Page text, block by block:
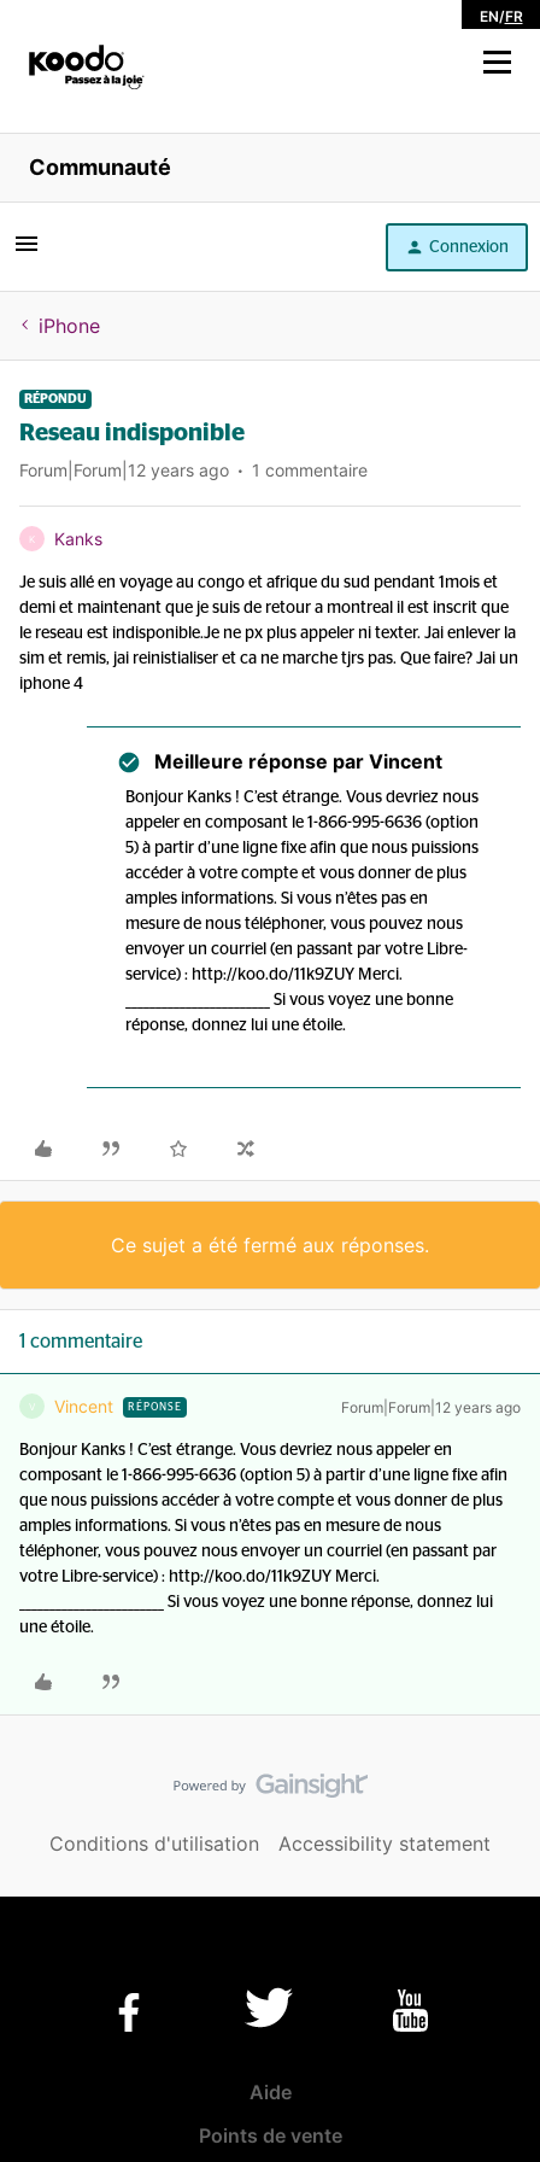
EN/FR
Magasiner
Libre service
Aide
Communauté
Connexion
iPhone
RÉPONDU
Reseau indisponible
Forum|Forum|12 years ago 1 commentaire
K Kanks
Je suis allé en voyage au congo et afrique du sud pendant 1mois et
demi et maintenant que je suis de retour a montreal il est inscrit que
le reseau est indisponible.Je ne px plus appeler ni texter. Jai enlever la
sim et remis, jai reinistialiser et ca ne marche tjrs pas. Que faire? Jai un
iphone 4
Meilleure réponse par Vincent
Bonjour Kanks ! C’est étrange. Vous devriez nous
appeler en composant le 1-866-995-6636 (option
5) à partir d’une ligne fixe afin que nous puissions
accéder à votre compte et vous donner de plus
amples informations. Si vous n’êtes pas en
mesure de nous téléphoner, vous pouvez nous
envoyer un courriel (en passant par votre Libre-
service) : http://koo.do/11k9ZUY Merci.
________________________ Si vous voyez une bonne
réponse, donnez lui une étoile.
Ce sujet a été fermé aux réponses.
1 commentaire
V Vincent RÉPONSE Forum|Forum|12 years ago
Bonjour Kanks ! C’est étrange. Vous devriez nous appeler en
composant le 1-866-995-6636 (option 5) à partir d’une ligne fixe afin
que nous puissions accéder à votre compte et vous donner de plus
amples informations. Si vous n’êtes pas en mesure de nous
téléphoner, vous pouvez nous envoyer un courriel (en passant par
votre Libre-service) : http://koo.do/11k9ZUY Merci.
________________________ Si vous voyez une bonne réponse, donnez lui
une étoile.
Conditions d'utilisation Accessibility statement
Aide
Points de vente